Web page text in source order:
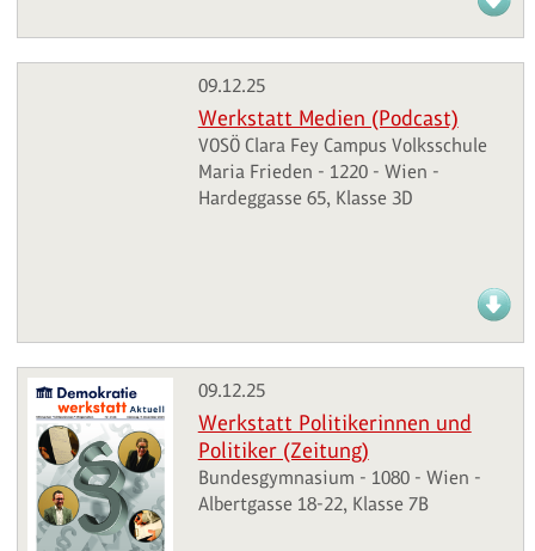
09.12.25
Werkstatt Medien (Podcast)
VOSÖ Clara Fey Campus Volksschule
Maria Frieden - 1220 - Wien -
Hardeggasse 65, Klasse 3D
09.12.25
Werkstatt Politikerinnen und
Politiker (Zeitung)
Bundesgymnasium - 1080 - Wien -
Albertgasse 18-22, Klasse 7B